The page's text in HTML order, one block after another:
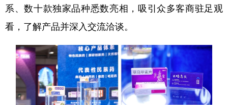
系、数十款独家品种悉数亮相，吸引众多客商驻足观
看，了解产品并深入交流洽谈。